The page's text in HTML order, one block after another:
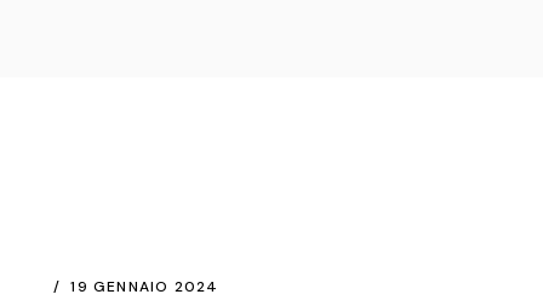
19 GENNAIO 2024